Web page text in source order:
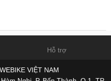
Hỗ trợ
VIỆT NAM